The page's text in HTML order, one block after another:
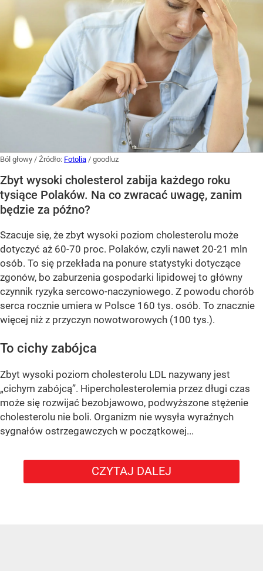
Ból głowy / Źródło: Fotolia / goodluz
Zbyt wysoki cholesterol zabija każdego roku
tysiące Polaków. Na co zwracać uwagę, zanim
będzie za późno?
Szacuje się, że zbyt wysoki poziom cholesterolu może
dotyczyć aż 60-70 proc. Polaków, czyli nawet 20-21 mln
osób. To się przekłada na ponure statystyki dotyczące
zgonów, bo zaburzenia gospodarki lipidowej to główny
czynnik ryzyka sercowo-naczyniowego. Z powodu chorób
serca rocznie umiera w Polsce 160 tys. osób. To znacznie
więcej niż z przyczyn nowotworowych (100 tys.).
To cichy zabójca
Zbyt wysoki poziom cholesterolu LDL nazywany jest
„cichym zabójcą”. Hipercholesterolemia przez długi czas
może się rozwijać bezobjawowo, podwyższone stężenie
cholesterolu nie boli. Organizm nie wysyła wyraźnych
sygnałów ostrzegawczych w początkowej...
CZYTAJ DALEJ